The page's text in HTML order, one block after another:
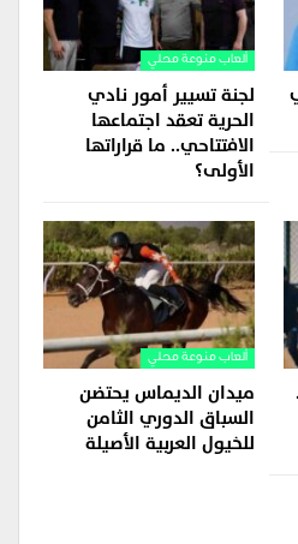
ألعاب منوعة محلي
لجنة تسيير أمور نادي
الحرية تعقد اجتماعها
الافتتاحي.. ما قراراتها
الأولى؟
ألعاب منوعة محلي
ميدان الديماس يحتضن
السباق الدوري الثامن
للخيول العربية الأصيلة